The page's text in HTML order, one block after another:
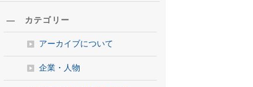
― カテゴリー
アーカイブについて
企業・人物